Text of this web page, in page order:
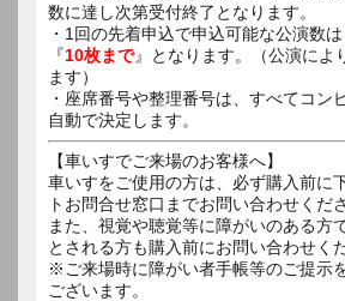
数に達し次第受付終了となります。
・1回の先着申込で申込可能な公演数は
『10枚まで』となります。（公演によ
ます）
・座席番号や整理番号は、すべてコン
自動で決定します。
【車いすでご来場のお客様へ】
車いすをご使用の方は、必ず購入前に
トお問合せ窓口までお問い合わせくだ
また、視覚や聴覚等に障がいのある方
とされる方も購入前にお問い合わせく
※ご来場時に障がい者手帳等のご提示
ございます。